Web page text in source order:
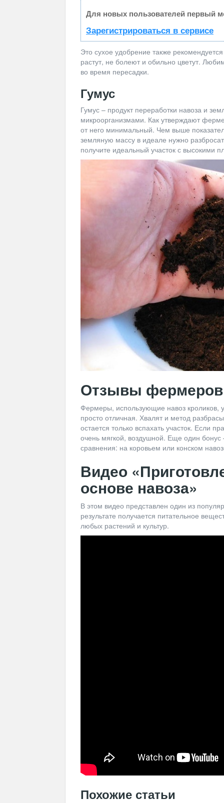
Для новых пользователей первый
Зарегистрироваться в сервисе
Это сухое удобрение также
растут, не болеют и обильно цветут.
во время пересадки.
Гумус
Гумус – продукт переработки навоза и
микроорганизмами. Как утверждают
от него минимальный. Чем выше
земляную массу в идеале нужно
получите идеальный участок с высокими
Отзывы фермеров
Фермеры, использующие навоз кроликов,
просто отличная. Хвалят и метод
остается только вспахать участок. Если
очень мягкой, воздушной. Еще один бонус
сравнения: на коровьем или конском
Видео
основе навоза»
В этом видео представлен один из
результате получается питательное
любых растений и культур.
Похожие статьи